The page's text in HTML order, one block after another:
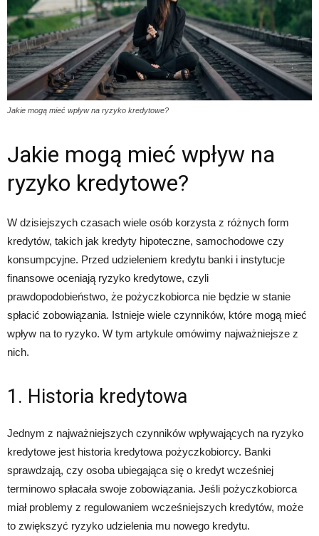
Jakie mogą mieć wpływ na ryzyko kredytowe?
Jakie mogą mieć wpływ na
ryzyko kredytowe?
W dzisiejszych czasach wiele osób korzysta z różnych form
kredytów, takich jak kredyty hipoteczne, samochodowe czy
konsumpcyjne. Przed udzieleniem kredytu banki i instytucje
finansowe oceniają ryzyko kredytowe, czyli
prawdopodobieństwo, że pożyczkobiorca nie będzie w stanie
spłacić zobowiązania. Istnieje wiele czynników, które mogą mieć
wpływ na to ryzyko. W tym artykule omówimy najważniejsze z
nich.
1. Historia kredytowa
Jednym z najważniejszych czynników wpływających na ryzyko
kredytowe jest historia kredytowa pożyczkobiorcy. Banki
sprawdzają, czy osoba ubiegająca się o kredyt wcześniej
terminowo spłacała swoje zobowiązania. Jeśli pożyczkobiorca
miał problemy z regulowaniem wcześniejszych kredytów, może
to zwiększyć ryzyko udzielenia mu nowego kredytu.